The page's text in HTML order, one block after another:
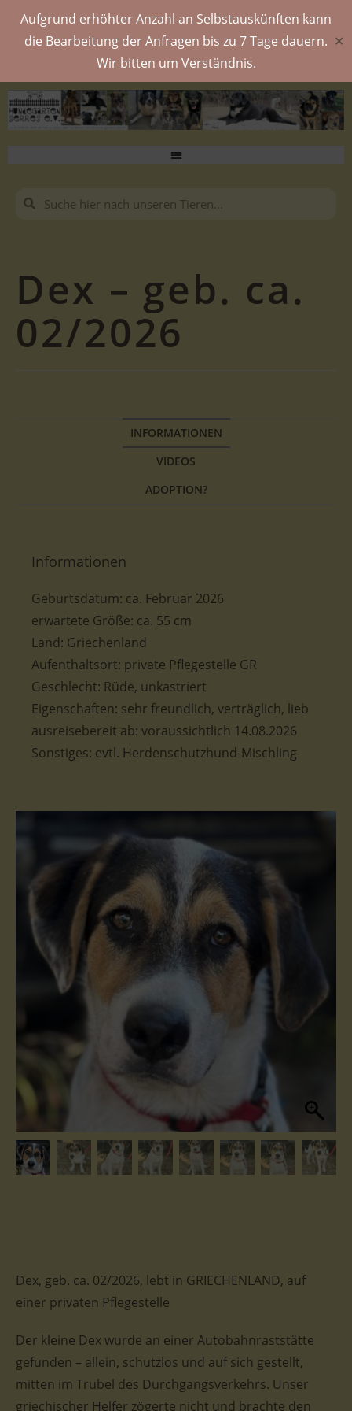
Aufgrund erhöhter Anzahl an Selbstauskünften kann
die Bearbeitung der Anfragen bis zu 7 Tage dauern.
Wir bitten um Verständnis.
✕
Dex – geb. ca.
02/2026
INFORMATIONEN
VIDEOS
ADOPTION?
Informationen
Geburtsdatum: ca. Februar 2026
erwartete Größe: ca. 55 cm
Land: Griechenland
Aufenthaltsort: private Pflegestelle GR
Geschlecht: Rüde, unkastriert
Eigenschaften: sehr freundlich, verträglich, lieb
ausreisebereit ab: voraussichtlich 14.08.2026
Sonstiges: evtl. Herdenschutzhund-Mischling
Dex, geb. ca. 02/2026, lebt in GRIECHENLAND, auf
einer privaten Pflegestelle
Der kleine Dex wurde an einer Autobahnraststätte
gefunden – allein, schutzlos und auf sich gestellt,
mitten im Trubel des Durchgangsverkehrs. Unser
griechischer Helfer zögerte nicht und brachte den